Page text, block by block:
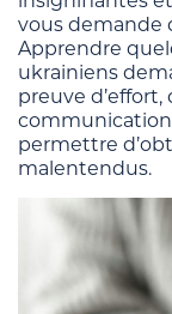
vous demande
Apprendre
ukrainiens
preuve
permettre
malentendus.